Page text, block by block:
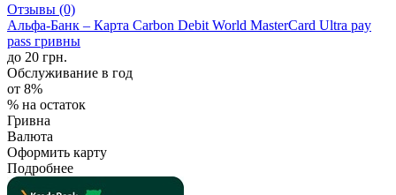
Отзывы (0)
Альфа-Банк – Карта Carbon Debit World MasterCard Ultra pay
pass гривны
до 20 грн.
Обслуживание в год
от 8%
% на остаток
Гривна
Валюта
Оформить карту
Подробнее